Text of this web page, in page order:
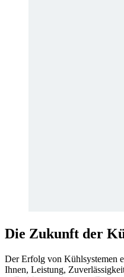
Die Zukunft der
Der Erfolg von Kühlsystemen
Ihnen, Leistung,